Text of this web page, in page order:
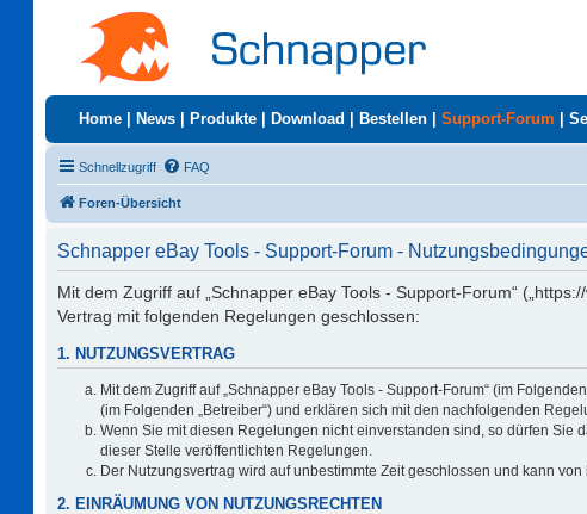
Home News Produkte Download Bestellen Support-Forum
Schnellzugriff FAQ
Foren-Übersicht
Schnapper eBay Tools - Support-Forum -
Mit dem Zugriff auf „Schnapper eBay Tools - Support-Forum“
Vertrag mit folgenden Regelungen geschlossen:
1. NUTZUNGSVERTRAG
Mit dem Zugriff auf „Schnapper eBay Tools - Support-Forum“ (im
(im Folgenden „Betreiber“) und erklären sich mit den nachfolgenden
Wenn Sie mit diesen Regelungen nicht einverstanden sind, so dürfen Sie
dieser Stelle veröffentlichten Regelungen.
Der Nutzungsvertrag wird auf unbestimmte Zeit geschlossen und kann
2. EINRÄUMUNG VON NUTZUNGSRECHTEN